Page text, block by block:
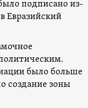
подписано из-
Евразийский
было больше
создание зоны